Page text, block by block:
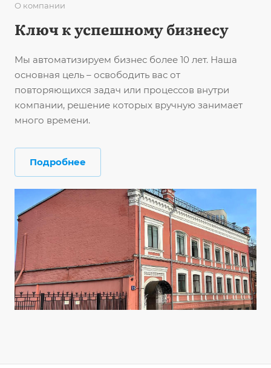
О компании
Ключ к успешному бизнесу
Мы автоматизируем бизнес более 10 лет. Наша
основная цель – освободить вас от
повторяющихся задач или процессов внутри
компании, решение которых вручную занимает
много времени.
Подробнее